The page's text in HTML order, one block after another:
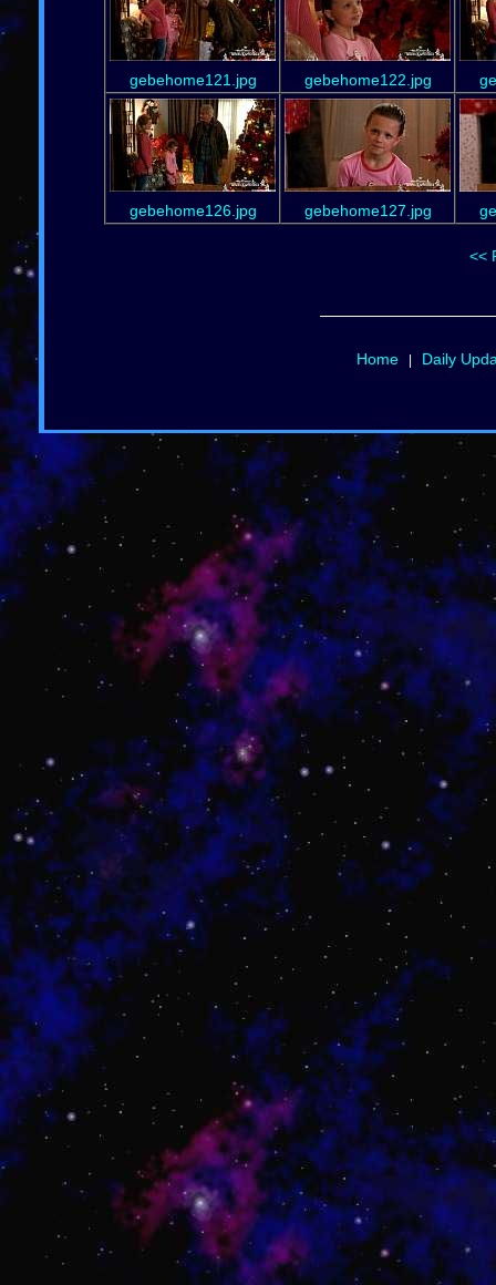
gebehome121.jpg gebehome122.jpg
gebehome126.jpg gebehome127.jpg
<<
Home| Daily